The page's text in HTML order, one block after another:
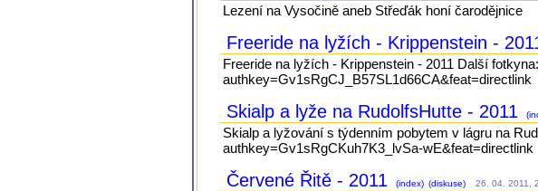
Lezení na Vysočině aneb Střeďák honí čarodějnice
Freeride na lyžích - Krippenstein -
Freeride na lyžích - Krippenstein - 2011 Další
authkey=Gv1sRgCJ_B57SL1d66CA&feat=directlink
Skialp a lyže na RudolfsHutte - 2011
Skialp a lyžování s týdenním pobytem v lágru na
authkey=Gv1sRgCKuh7K3_lvSa-wE&feat=directlink
Červené Řitě - 2011 (index) (diskuse) 26. 04. 2011,